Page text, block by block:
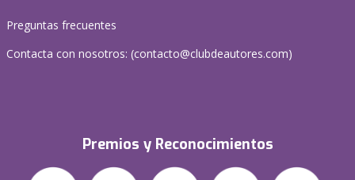
Preguntas frecuentes
Contacta con nosotros: (contacto@clubdeautores.com)
Premios y Reconocimientos